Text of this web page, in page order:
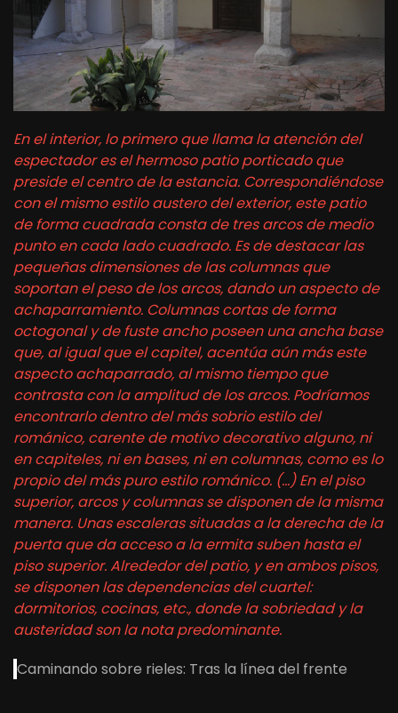
En el interior, lo primero que llama la atención del
espectador es el hermoso patio porticado que
preside el centro de la estancia. Correspondiéndose
con el mismo estilo austero del exterior, este patio
de forma cuadrada consta de tres arcos de medio
punto en cada lado cuadrado. Es de destacar las
pequeñas dimensiones de las columnas que
soportan el peso de los arcos, dando un aspecto de
achaparramiento. Columnas cortas de forma
octogonal y de fuste ancho poseen una ancha base
que, al igual que el capitel, acentúa aún más este
aspecto achaparrado, al mismo tiempo que
contrasta con la amplitud de los arcos. Podríamos
encontrarlo dentro del más sobrio estilo del
románico, carente de motivo decorativo alguno, ni
en capiteles, ni en bases, ni en columnas, como es lo
propio del más puro estilo románico. (…) En el piso
superior, arcos y columnas se disponen de la misma
manera. Unas escaleras situadas a la derecha de la
puerta que da acceso a la ermita suben hasta el
piso superior. Alrededor del patio, y en ambos pisos,
se disponen las dependencias del cuartel:
dormitorios, cocinas, etc., donde la sobriedad y la
austeridad son la nota predominante.
Caminando sobre rieles: Tras la línea del frente